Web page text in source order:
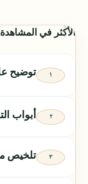
الأكثر في المشاهدة
توضيح
أبواب
تلخيص